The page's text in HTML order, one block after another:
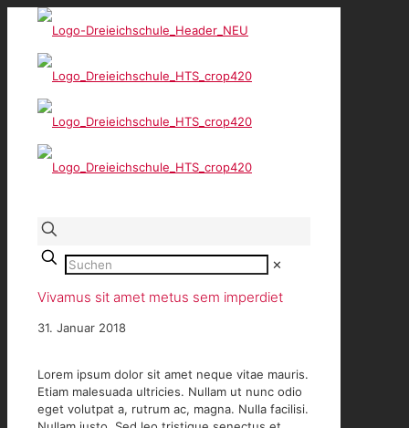
✕
Vivamus sit amet metus sem imperdiet
31. Januar 2018
Lorem ipsum dolor sit amet neque vitae mauris.
Etiam malesuada ultricies. Nullam ut nunc odio
eget volutpat a, rutrum ac, magna. Nulla facilisi.